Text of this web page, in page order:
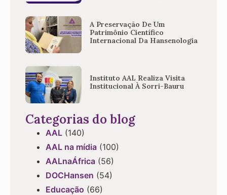
A Preservação De Um
Patrimônio Científico
Internacional Da Hansenologia
Instituto AAL Realiza Visita
Institucional À Sorri-Bauru
Categorias do blog
AAL (140)
AAL na mídia (100)
AALnaÁfrica (56)
DOCHansen (54)
Educação (66)